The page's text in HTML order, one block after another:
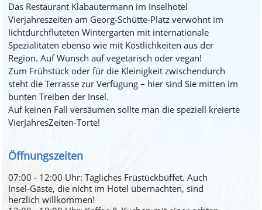
Das Restaurant Klabautermann im Inselhotel
Vierjahreszeiten am Georg-Schütte-Platz verwöhnt im
lichtdurchfluteten Wintergarten mit internationale
Spezialitäten ebenso wie mit Köstlichkeiten aus der
Region. Auf Wunsch auf vegetarisch oder vegan!
Zum Frühstück oder für die Kleinigkeit zwischendurch
steht die Terrasse zur Verfügung – hier sind Sie mitten im
bunten Treiben der Insel.
Auf keinen Fall versäumen sollte man die speziell kreierte
VierJahresZeiten-Torte!
Öffnungszeiten
07:00 - 12:00 Uhr: Tägliches Früstückbüffet. Auch
Insel-Gäste, die nicht im Hotel übernachten, sind
herzlich willkommen!